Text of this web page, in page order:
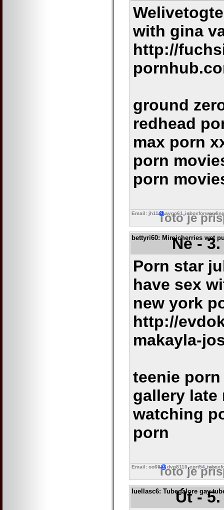
with gina
http://
ground
redhead
max porn
porn
porn
Email: jh11 avgo61 inboxforwarding
Toto je
bettyri60: Mimicherries wet
Ne -
Porn star
have sex
new york
http://
makayla-
teenie
gallery
watching
porn
Email: oo69 dvn8110 cprt54
Toto je
luellasc6: Tubegalore gay
Út -